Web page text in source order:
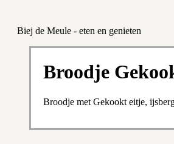
Biej de Meule - eten en genieten
Broodje
Broodje met Gekookt eitje,